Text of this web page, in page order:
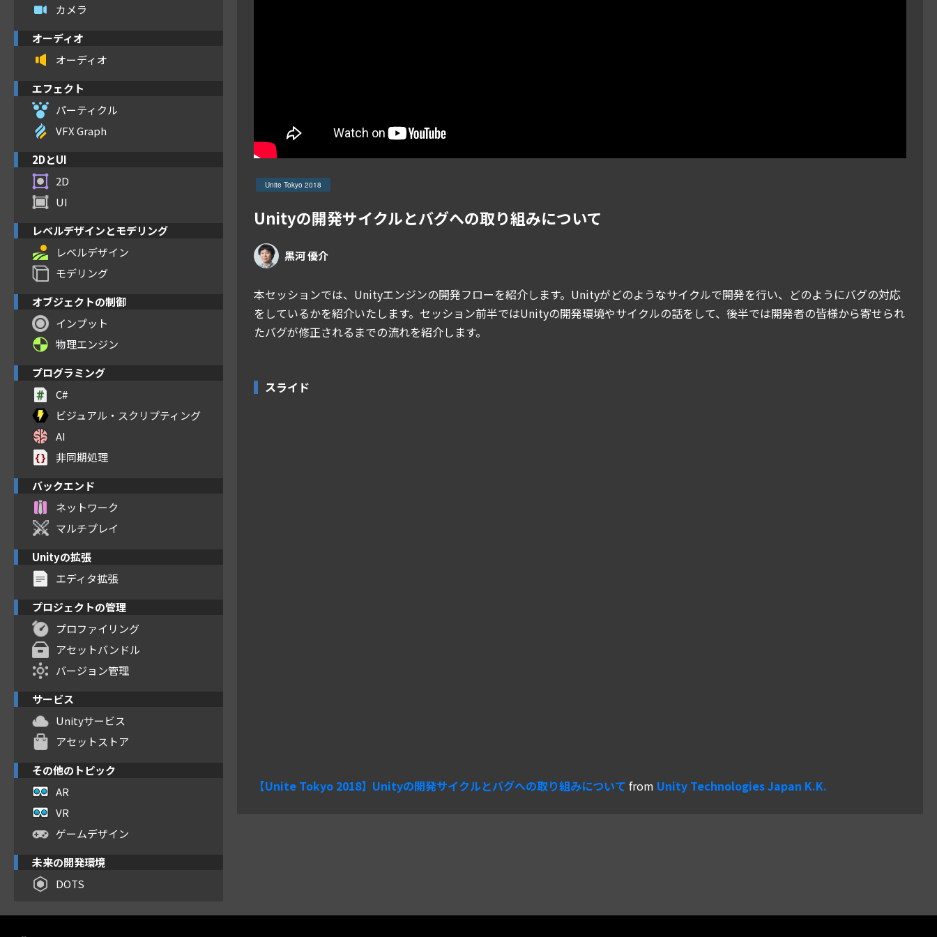
カメラ
オーディオ
オーディオ
エフェクト
パーティクル
VFX Graph
2DとUI
2D
UI
レベルデザインとモデリング
レベルデザイン
モデリング
オブジェクトの制御
インプット
物理エンジン
プログラミング
C#
ビジュアル・スクリプティング
AI
非同期処理
バックエンド
ネットワーク
マルチプレイ
Unityの拡張
エディタ拡張
プロジェクトの管理
プロファイリング
アセットバンドル
バージョン管理
サービス
Unityサービス
アセットストア
その他のトピック
AR
VR
ゲームデザイン
未来の開発環境
DOTS
Unite Tokyo 2018
Unityの開発サイクルとバグへの取り組みについて
黒河 優介
本セッションでは、Unityエンジンの開発フローを紹介します。Unityがどのようなサイクルで開発を行い、どのようにバグの対応
をしているかを紹介いたします。セッション前半ではUnityの開発環境やサイクルの話をして、後半では開発者の皆様から寄せられ
たバグが修正されるまでの流れを紹介します。
スライド
【Unite Tokyo 2018】Unityの開発サイクルとバグへの取り組みについて from Unity Technologies Japan K.K.